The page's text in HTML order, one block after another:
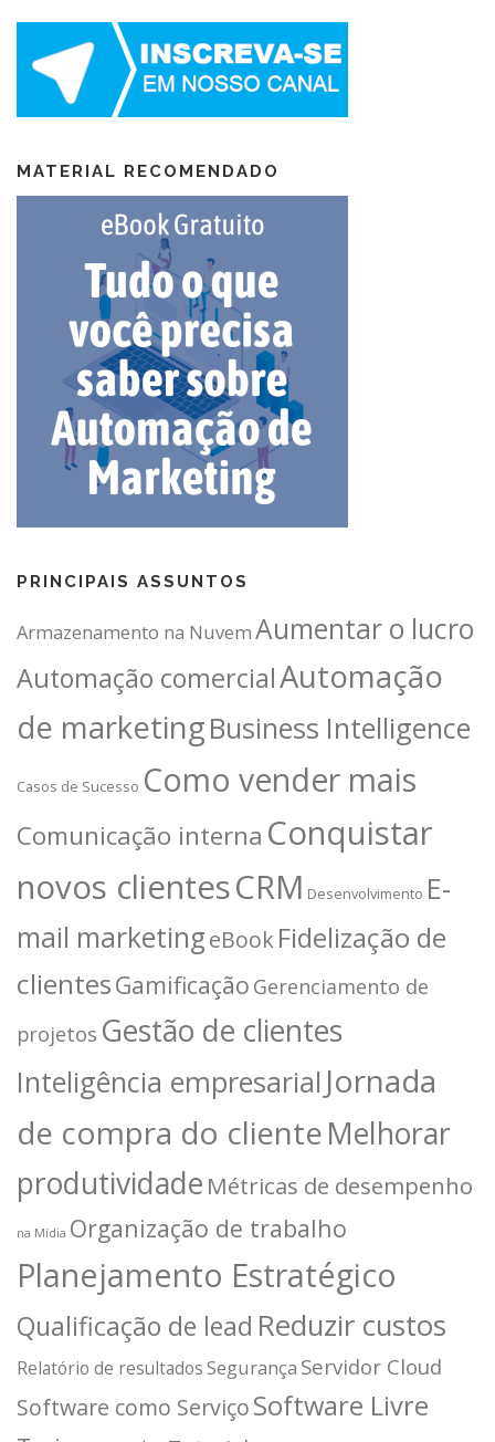
MATERIAL RECOMENDADO
PRINCIPAIS ASSUNTOS
Armazenamento na NuvemAumentar o lucro
Automação comercialAutomação
de marketingBusiness Intelligence
Casos de Sucesso Como vender mais
Comunicação interna Conquistar
novos clientesCRM Desenvolvimento E-
mail marketingeBookFidelização de
clientesGamificação Gerenciamento de
projetos Gestão de clientes
Inteligência empresarial Jornada
de compra do clienteMelhorar
produtividade Métricas de desempenho
na Mídia Organização de trabalho
Planejamento Estratégico
Qualificação de lead Reduzir custos
Relatório de resultadosSegurança Servidor Cloud
Software como ServiçoSoftware Livre